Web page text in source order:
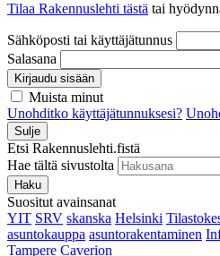
Tilaa Rakennuslehti tästä tai
Sähköposti tai käyttäjätunnus
Salasana
Kirjaudu sisään
Muista minut
Unohditko käyttäjätunnuksesi?
Sulje
Etsi Rakennuslehti.fistä
Hae tältä sivustolta
Haku
Suositut avainsanat
YIT SRV skanska Helsinki
asuntokauppa asuntorakentaminen
Tampere Caverion